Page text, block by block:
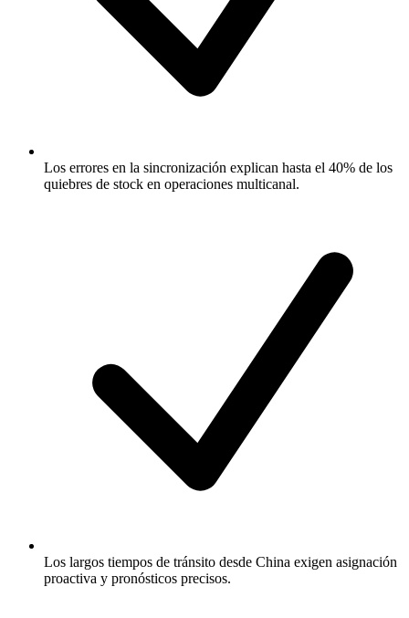
Los errores en la sincronización explican hasta el 40% de los
quiebres de stock en operaciones multicanal.
Los largos tiempos de tránsito desde China exigen asignación
proactiva y pronósticos precisos.